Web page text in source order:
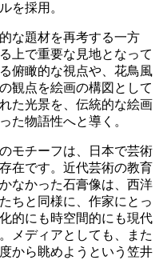
を採用。
な題材を再考する一方
上で重要な見地となって
俯瞰的な視点や、花鳥風
観点を絵画の構図として
た光景を、伝統的な絵画
た物語性へと導く。
モチーフは、日本で芸術
在です。近代芸術の教育
なかった石膏像は、西洋
ちと同様に、作家にとっ
的にも時空間的にも現代
メディアとしても、また
から眺めようという笠井